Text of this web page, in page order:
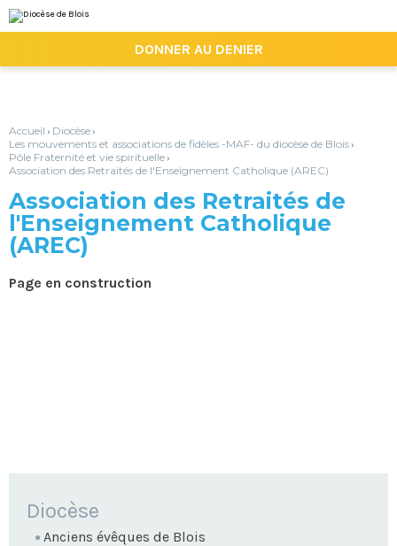
au
contenu.
la
personnels
DONNER AU DENIER
Accueil › Diocèse›
Les mouvements et associations de fidèles -MAF- du diocèse de Blois›
Pôle Fraternité et vie spirituelle›
Association des Retraités de l'Enseignement Catholique (AREC)
Association des Retraités de
l'Enseignement Catholique
(AREC)
Page en construction
NAVIGATION
Diocèse
Anciens évêques de Blois